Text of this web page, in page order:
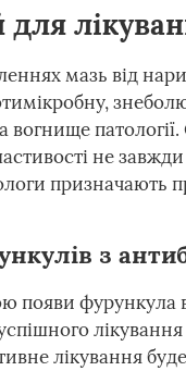
мазь від
патології.
не
призначають
з
появи фурункула
лікування